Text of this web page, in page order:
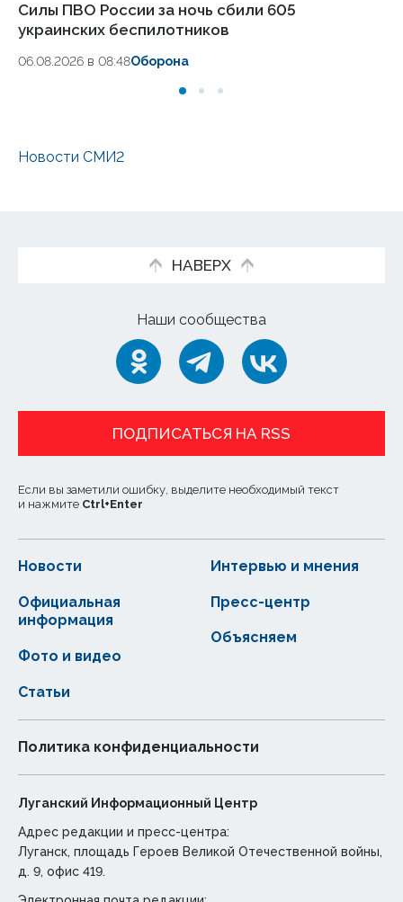
Силы ПВО России за ночь сбили 605
украинских беспилотников
06.08.2026 в 08:48Оборона
Новости СМИ2
НАВЕРХ
Наши сообщества
ПОДПИСАТЬСЯ НА RSS
Если вы заметили ошибку, выделите необходимый текст
и нажмите Ctrl+Enter
Новости
Статьи
Официальная
информация
Интервью и мнения
Фото и видео
Пресс-центр
Объясняем
Политика конфиденциальности
Луганский Информационный Центр
Адрес редакции и пресс-центра:
Луганск, площадь Героев Великой Отечественной войны,
д. 9, офис 419.